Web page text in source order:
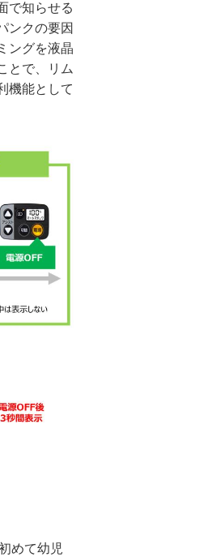
で知らせる
ンクの要因
ングを液晶
とで、リム
機能として
めて幼児